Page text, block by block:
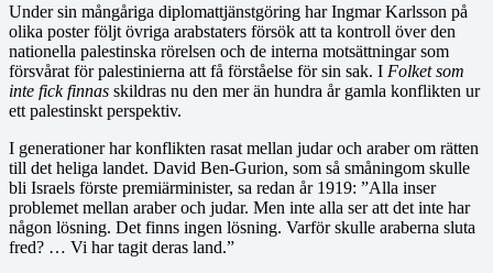
Under sin mångåriga diplomattjänstgöring har Ingmar Karlsson på
olika poster följt övriga arabstaters försök att ta kontroll över den
nationella palestinska rörelsen och de interna motsättningar som
försvårat för palestinierna att få förståelse för sin sak. I Folket som
inte fick finnas skildras nu den mer än hundra år gamla konflikten ur
ett palestinskt perspektiv.
I generationer har konflikten rasat mellan judar och araber om rätten
till det heliga landet. David Ben-Gurion, som så småningom skulle
bli Israels förste premiärminister, sa redan år 1919: ”Alla inser
problemet mellan araber och judar. Men inte alla ser att det inte har
någon lösning. Det finns ingen lösning. Varför skulle araberna sluta
fred? … Vi har tagit deras land.”